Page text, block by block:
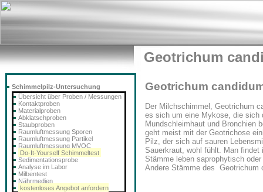
Geotrichum
Geotrichum
Der Milchschimmel, Geotrichum
es sich um eine Mykose, die sich
Mundschleimhaut und Bronchien
geht meist mit der Geotrichose
Pilz, der sich auf sauren
Sauerkraut, wohl fühlt. Man
Stämme leben saprophytisch
Andere Stämme des Geotrichum
Schimmelpilz-Untersuchung
Übersicht über Proben / Messungen
Kontaktproben
Materialproben
Abklatschproben
Staubproben
Raumluftmessung Sporen
Raumluftmessung Partikel
Raumluftmessung MVOC
Do-It-Yourself Schimmeltest
Sedimentationsprobe
Analyse im Labor
Milbentest
Nährmedien
kostenloses Angebot anfordern